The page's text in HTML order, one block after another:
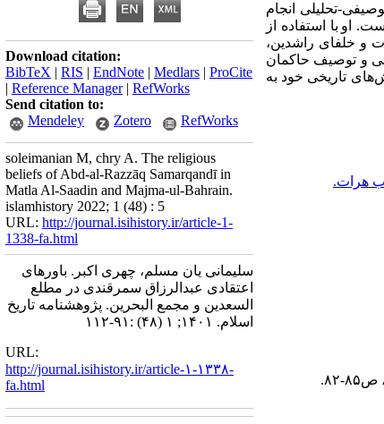
­تحلیلی انجام
او با استفاده از
و خلفای راشدین،
و توصیف حاکمان
تاریخی خود به
هرات.
Download citation:
BibTeX | RIS | EndNote | Medlars | ProCite
| Reference Manager| RefWorks
Send citation to:
Mendeley
Zotero RefWorks
soleimanian M, chry A. The religious
beliefs of Abd-al-Razzāq Samarqandī in
Matla Al-Saadin and Majma-ul-Bahrain.
islamhistory 2022; 1 (48) : 5
URL: http://journal.isihistory.ir/article-1-
1338-fa.html
سلیمانی یان مسلم، چهری اکبر. باورهای
اعتقادی عبدالرزاق سمرقندی در مطلع
السعدین و مجمع البحرین. پژوهشنامه تاریخ
اسلام. ۱۴۰۱; ۱ (۴۸) :۹۱-۱۱۲
URL:
http://journal.isihistory.ir/article-۱-۱۳۳۸-
fa.html